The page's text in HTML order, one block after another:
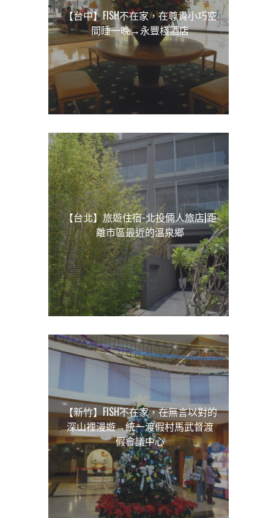
【台中】FISH不在家，在尊貴小巧空
間睡一晚→永豐棧酒店
【台北】旅遊住宿-北投倆人旅店|距
離市區最近的溫泉鄉
【新竹】FISH不在家，在無言以對的
深山裡漫遊→統一渡假村馬武督渡
假會議中心